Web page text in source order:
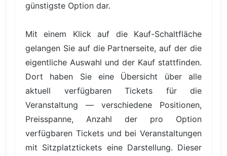
günstigste Option dar.
Mit einem Klick auf die Kauf-Schaltfläche
gelangen Sie auf die Partnerseite, auf der die
eigentliche Auswahl und der Kauf stattfinden.
Dort haben Sie eine Übersicht über alle
aktuell verfügbaren Tickets für die
Veranstaltung — verschiedene Positionen,
Preisspanne, Anzahl der pro Option
verfügbaren Tickets und bei Veranstaltungen
mit Sitzplatztickets eine Darstellung. Dieser